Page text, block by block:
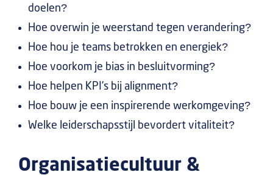
doelen?
Hoe overwin je weerstand tegen verandering?
Hoe hou je teams betrokken en energiek?
Hoe voorkom je bias in besluitvorming?
Hoe helpen KPI’s bij alignment?
Hoe bouw je een inspirerende werkomgeving?
Welke leiderschapsstijl bevordert vitaliteit?
Organisatiecultuur &